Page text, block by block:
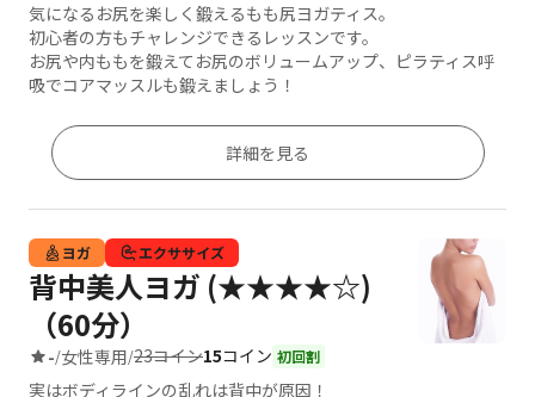
気になるお尻を楽しく鍛えるもも尻ヨガティス。
初心者の方もチャレンジできるレッスンです。
お尻や内ももを鍛えてお尻のボリュームアップ、ピラティス呼
吸でコアマッスルも鍛えましょう！
詳細を見る
ヨガ エクササイズ
背中美人ヨガ (★★★★☆)
（60分）
-/女性専用/23コイン15コイン 初回割
実はボディラインの乱れは背中が原因！